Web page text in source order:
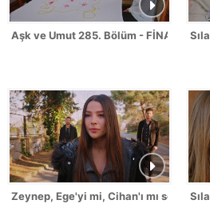
Aşk ve Umut 285. Bölüm - FİNAL
Zeynep, Ege'yi mi, Cihan'ı mı seçti?